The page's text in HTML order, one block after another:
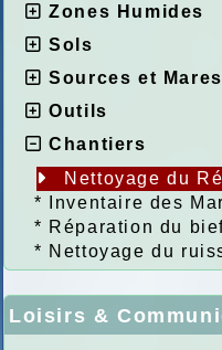
Zones Humides
Sols
Sources et Mares
Outils
Chantiers
Nettoyage du
*
Inventaire des
* Réparation du
* Nettoyage du
Loisirs &